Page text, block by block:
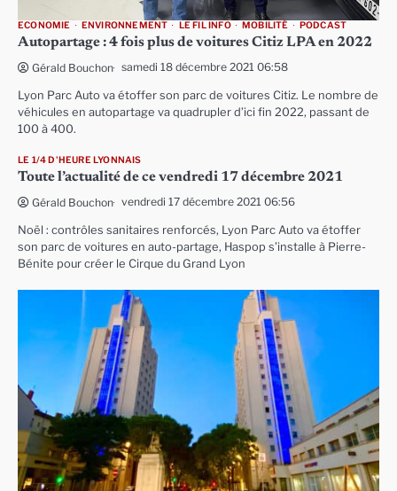
ECONOMIE ENVIRONNEMENT LE FIL INFO MOBILITÉ PODCAST
Autopartage : 4 fois plus de voitures Citiz LPA en 2022
Gérald Bouchon samedi 18 décembre 2021 06:58
Lyon Parc Auto va étoffer son parc de voitures Citiz. Le nombre de
véhicules en autopartage va quadrupler d’ici fin 2022, passant de
100 à 400.
LE 1/4 D'HEURE LYONNAIS
Toute l’actualité de ce vendredi 17 décembre 2021
Gérald Bouchon vendredi 17 décembre 2021 06:56
Noël : contrôles sanitaires renforcés, Lyon Parc Auto va étoffer
son parc de voitures en auto-partage, Haspop s’installe à Pierre-
Bénite pour créer le Cirque du Grand Lyon